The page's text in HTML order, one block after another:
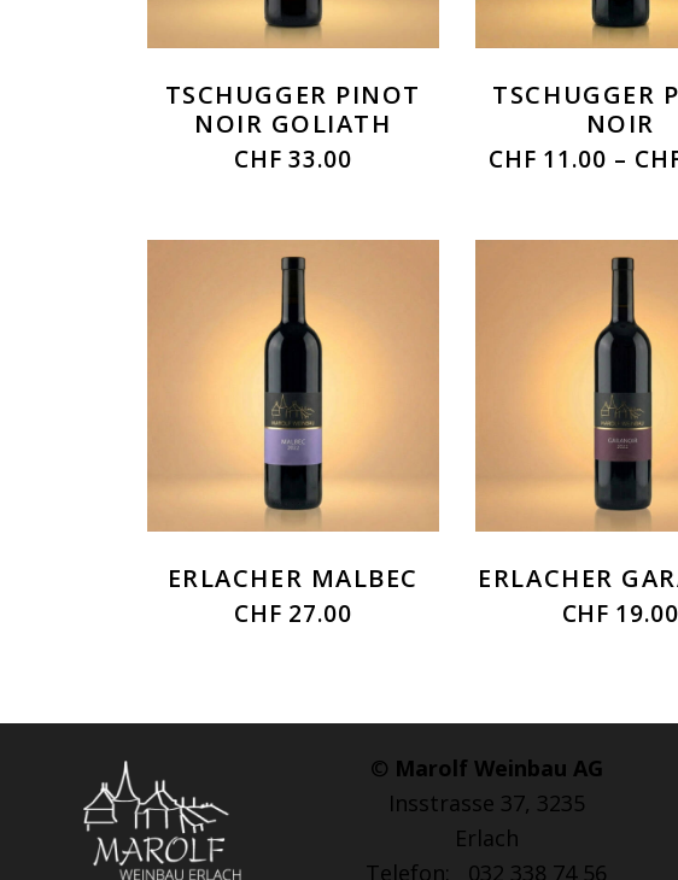
TSCHUGGER PINOT
NOIR GOLIATH
CHF 33.00
TSCHUGGER
NOIR
CHF 11.00 –
ERLACHER MALBEC
CHF 27.00
ERLACHER
CHF 19.00
© Marolf Weinbau AG
Insstrasse 37, 3235
Erlach
Telefon: 032 338 74 56